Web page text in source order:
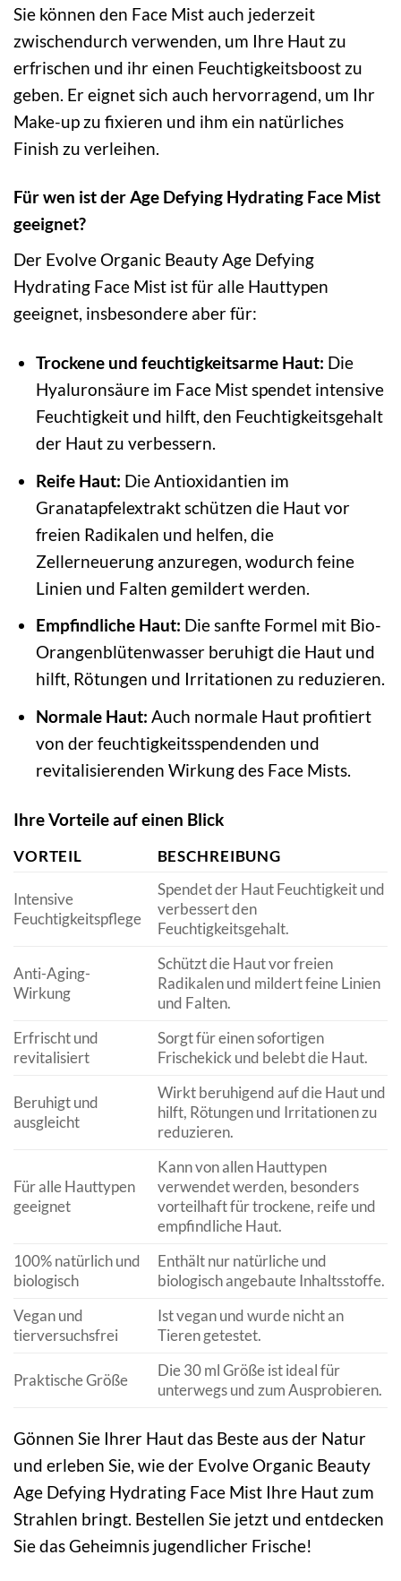
Sie können den Face Mist auch jederzeit
zwischendurch verwenden, um Ihre Haut zu
erfrischen und ihr einen Feuchtigkeitsboost zu
geben. Er eignet sich auch hervorragend, um Ihr
Make-up zu fixieren und ihm ein natürliches
Finish zu verleihen.
Für wen ist der Age Defying Hydrating Face Mist
geeignet?
Der Evolve Organic Beauty Age Defying
Hydrating Face Mist ist für alle Hauttypen
geeignet, insbesondere aber für:
Trockene und feuchtigkeitsarme Haut: Die
Hyaluronsäure im Face Mist spendet intensive
Feuchtigkeit und hilft, den Feuchtigkeitsgehalt
der Haut zu verbessern.
Reife Haut: Die Antioxidantien im
Granatapfelextrakt schützen die Haut vor
freien Radikalen und helfen, die
Zellerneuerung anzuregen, wodurch feine
Linien und Falten gemildert werden.
Empfindliche Haut: Die sanfte Formel mit Bio-
Orangenblütenwasser beruhigt die Haut und
hilft, Rötungen und Irritationen zu reduzieren.
Normale Haut: Auch normale Haut profitiert
von der feuchtigkeitsspendenden und
revitalisierenden Wirkung des Face Mists.
Ihre Vorteile auf einen Blick
VORTEIL BESCHREIBUNG
Intensive
Feuchtigkeitspflege
Spendet der Haut Feuchtigkeit und
verbessert den
Feuchtigkeitsgehalt.
Anti-Aging-
Wirkung
Schützt die Haut vor freien
Radikalen und mildert feine Linien
und Falten.
Erfrischt und
revitalisiert
Sorgt für einen sofortigen
Frischekick und belebt die Haut.
Beruhigt und
ausgleicht
Wirkt beruhigend auf die Haut und
hilft, Rötungen und Irritationen zu
reduzieren.
Für alle Hauttypen
geeignet
Kann von allen Hauttypen
verwendet werden, besonders
vorteilhaft für trockene, reife und
empfindliche Haut.
100% natürlich und
biologisch
Enthält nur natürliche und
biologisch angebaute Inhaltsstoffe.
Vegan und
tierversuchsfrei
Ist vegan und wurde nicht an
Tieren getestet.
Praktische Größe
Die 30 ml Größe ist ideal für
unterwegs und zum Ausprobieren.
Gönnen Sie Ihrer Haut das Beste aus der Natur
und erleben Sie, wie der Evolve Organic Beauty
Age Defying Hydrating Face Mist Ihre Haut zum
Strahlen bringt. Bestellen Sie jetzt und entdecken
Sie das Geheimnis jugendlicher Frische!